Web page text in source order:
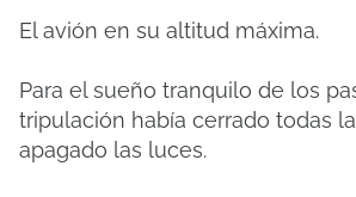
El avión en su altitud máxima.
Para el sueño tranquilo de los
tripulación había cerrado todas
apagado las luces.